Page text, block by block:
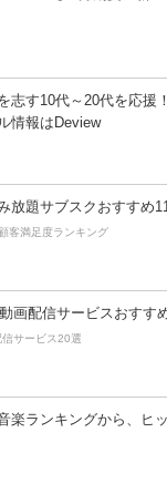
志す10代～20代を応援
情報はDeview
放題サブスクおすすめ
客満足度ランキング
画配信サービスおすす
サービス20選
楽ランキングから、ヒ